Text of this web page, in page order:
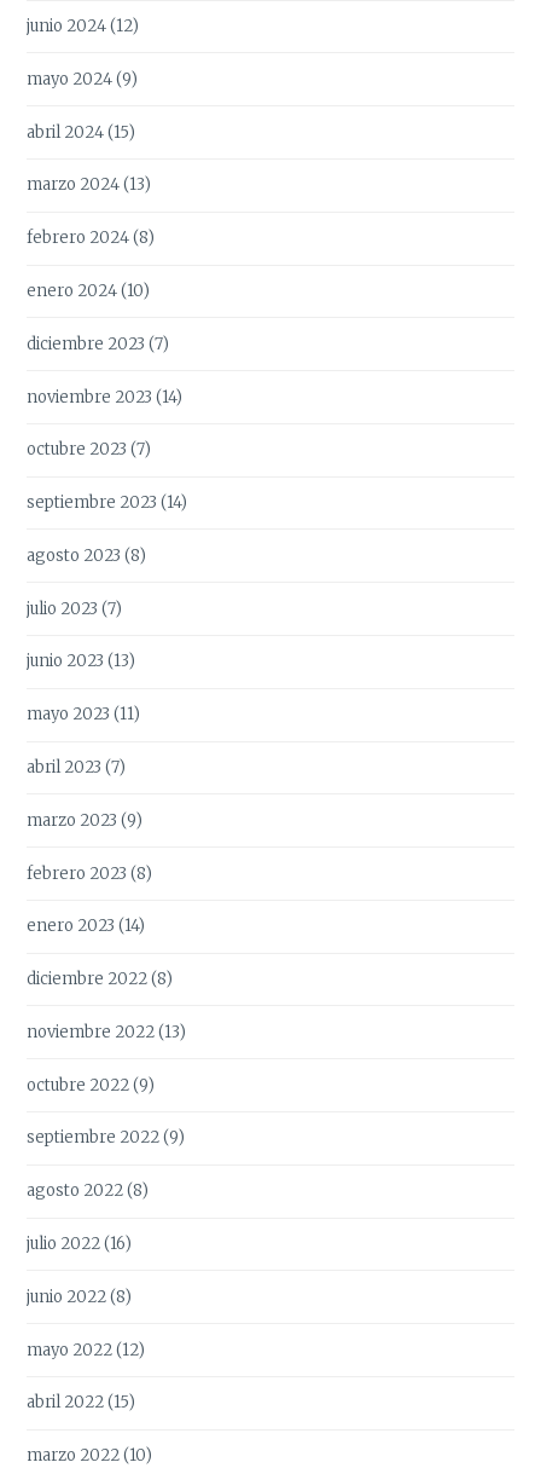
junio 2024(12)
mayo 2024(9)
abril 2024(15)
marzo 2024(13)
febrero 2024(8)
enero 2024(10)
diciembre 2023 (7)
noviembre 2023 (14)
octubre 2023 (7)
septiembre 2023 (14)
agosto 2023 (8)
julio 2023 (7)
junio 2023 (13)
mayo 2023 (11)
abril 2023 (7)
marzo 2023 (9)
febrero 2023 (8)
enero 2023 (14)
diciembre 2022(8)
noviembre 2022(13)
octubre 2022(9)
septiembre 2022(9)
agosto 2022(8)
julio 2022(16)
junio 2022(8)
mayo 2022(12)
abril 2022(15)
marzo 2022(10)